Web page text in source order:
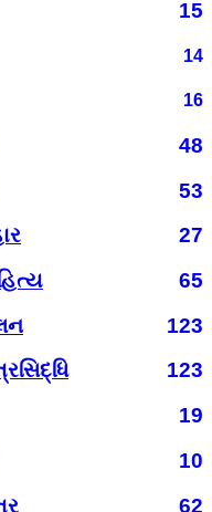
15
14
16
48
53
27
65
123
123
19
10
62